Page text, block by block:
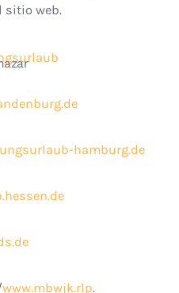
hamburg.de
www.mbwjk.rlp.
sitio web.